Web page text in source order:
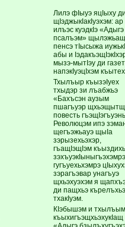
Лилэ фIыуэ яцIыху
щIэджыкIакIуэхэм: ар
илъэс куэдкIэ «Адыгэ
псалъэм»
пенсэ тIысыжа
абы и
мызэ-мытIэу ди газет
напэкIуэцIхэм
Тхылъыр къызэIуех
тхыдэр зи лъабжьэ
«Бахъсэн аузым
пшагъуэр
повесть
Революцэм ипэ
щегъэжьауэ щыIа
зэрызехьэхэр,
гъащIэщIэм
гугъуехьхэмрэ
зэрагъэвар унагъуэ
щхьэхуэхэм я
ди пащхьэ
тхакIуэм.
КIэбышэм и
къыхигъэщхьэхукIащ